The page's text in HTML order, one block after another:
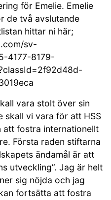
för Emelie. Emelie
de två avslutande
hittar ni här;
sv-
4177-8179-
vara stolt över sin
skall vi vara för att HSS
att fostra internationellt
Första raden stiftarna
ändamål är att
utveckling”. Jag är helt
sig nöjda och jag
fortsätta att fostra